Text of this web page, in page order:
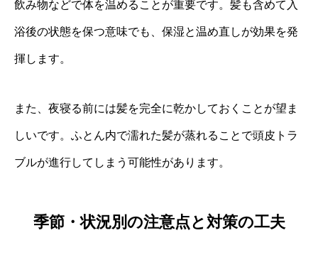
飲み物などで体を温めることが重要です。髪も含めて入
浴後の状態を保つ意味でも、保湿と温め直しが効果を発
揮します。
また、夜寝る前には髪を完全に乾かしておくことが望ま
しいです。ふとん内で濡れた髪が蒸れることで頭皮トラ
ブルが進行してしまう可能性があります。
季節・状況別の注意点と対策の工夫